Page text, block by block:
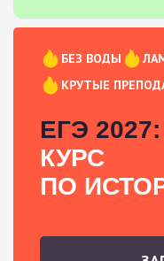
БЕЗ ВОДЫ
КРУТЫЕ
ЕГЭ 2027:
КУРС
ПО